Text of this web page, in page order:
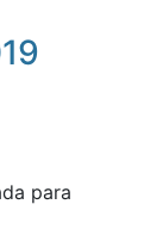
para